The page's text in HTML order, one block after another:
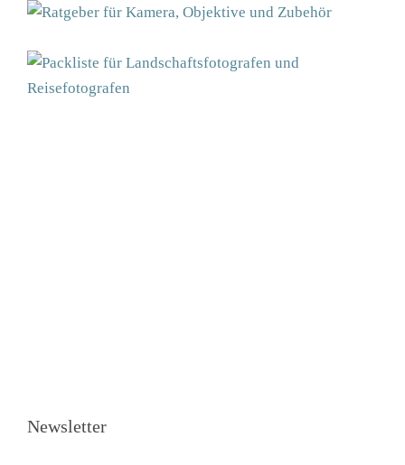
Newsletter